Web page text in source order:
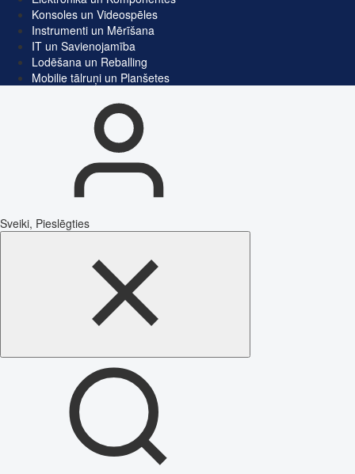
Konsoles un Videospēles
Instrumenti un Mērīšana
IT un Savienojamība
Lodēšana un Reballing
Mobilie tālruņi un Planšetes
Sveiki, Pieslēgties